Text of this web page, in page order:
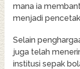
mana ia
menjadi
Selain
juga telah
institusi sepak